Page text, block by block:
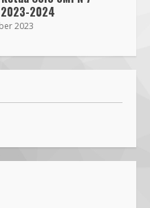
Siap Menangani
2023
di Depan RS
Aturan
NTB: Memanjakan